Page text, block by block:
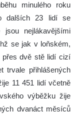
minulého roku
dalších 23 lidí se
nejlákavějšími
se jak v loňském,
přes dvě stě lidí cizí
trvale přihlášených
11 451 lidí včetně
výběžku žije
dvanáct měsíců